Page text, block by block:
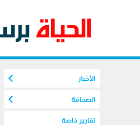
الأخبار chevron_left
الصحافة chevron_left
تقارير خاصة